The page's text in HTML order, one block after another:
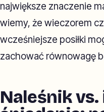
największe znaczenie
wiemy, że wieczorem
wcześniejsze posiłki
zachować równowagę
Naleśnik vs.